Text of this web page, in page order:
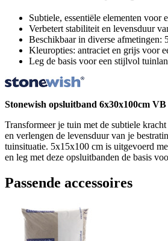
Subtiele, essentiële elementen voor
Verbetert stabiliteit en levensduur
Beschikbaar in diverse
Kleuropties: antraciet en grijs voor
Leg de basis voor een stijlvol
Stonewish opsluitband 6x30x100cm
Transformeer je tuin met de subtiele
en verlengen de levensduur van je
tuinsituatie. 5x15x100 cm is uitgevoerd
en leg met deze opsluitbanden de basis
Passende accessoires